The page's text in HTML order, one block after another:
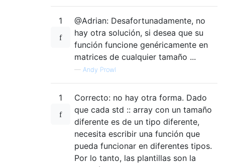
1
@Adrian: Desafortunadamente, no
hay otra solución, si desea que su
función funcione genéricamente en
matrices de cualquier tamaño ...
— Andy Prowl
1
Correcto: no hay otra forma. Dado
que cada std :: array con un tamaño
diferente es de un tipo diferente,
necesita escribir una función que
pueda funcionar en diferentes tipos.
Por lo tanto, las plantillas son la